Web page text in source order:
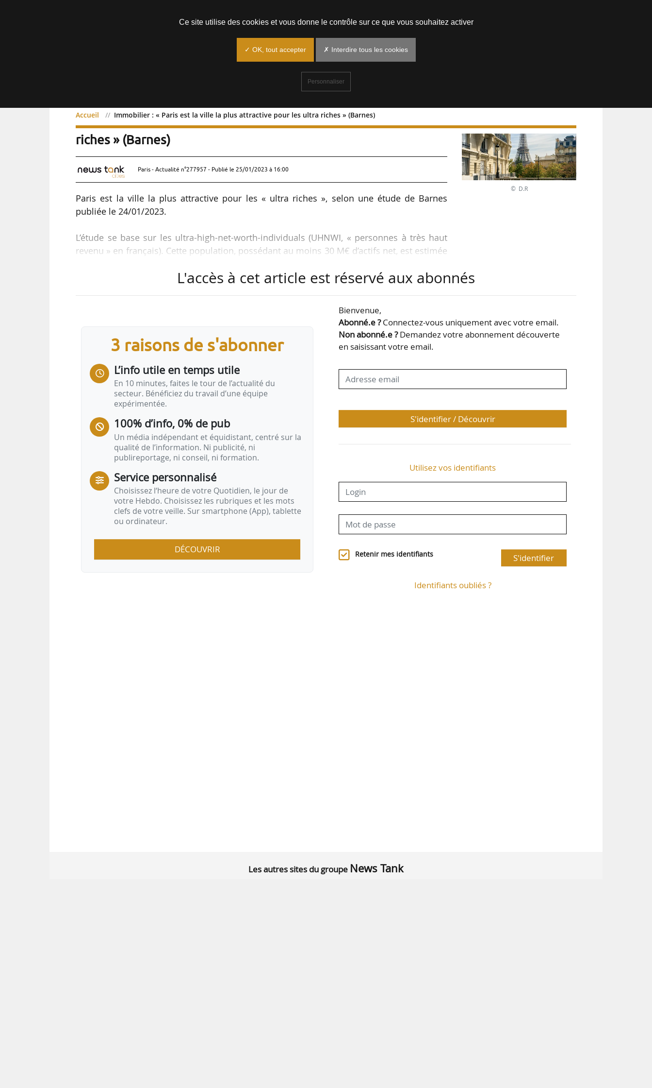
Accueil Immobilier : « Paris est la ville la plus attractive pour les ultra riches » (Barnes)
Immobilier : « Paris est la ville la plus attractive pour les ultra
riches » (Barnes)
Paris - Actualité n°277957 - Publié le 25/01/2023 à 16:00
Paris est la ville la plus attractive pour les « ultra riches », selon une étude de Barnes
publiée le 24/01/2023.
L’étude se base sur les ultra-high-net-worth-individuals (UHNWI, « personnes à très haut
revenu » en français). Cette population, possédant au moins 30 M€ d’actifs net, est estimée
devant trois villes américaines (Miami, New York et Austin), dans les recherches de ces
les biens véritablement exceptionnels. La barre symbolique des 40 000 €/m
© D.R
L'accès à cet article est réservé aux abonnés
3 raisons de s'abonner
L’info utile en temps utile
En 10 minutes, faites le tour de l’actualité du
secteur. Bénéficiez du travail d’une équipe
expérimentée.
100% d’info, 0% de pub
Un média indépendant et équidistant, centré sur la
qualité de l’information. Ni publicité, ni
publireportage, ni conseil, ni formation.
Service personnalisé
Choisissez l‘heure de votre Quotidien, le jour de
votre Hebdo. Choisissez les rubriques et les mots
clefs de votre veille. Sur smartphone (App), tablette
ou ordinateur.
DÉCOUVRIR
Bienvenue,
Abonné.e ?Connectez-vous uniquement avec votre email.
Non abonné.e ?Demandez votre abonnement découverte
en saisissant votre email.
S'identifier / Découvrir
Utilisez vos identifiants
Retenir mes identifiants S'identifier
Identifiants oubliés ?
Les autres sites du groupe News Tank
Ce site utilise des cookies et vous donne le contrôle sur ce que vous souhaitez activer
✓ OK, tout accepter ✗ Interdire tous les cookies
Personnaliser